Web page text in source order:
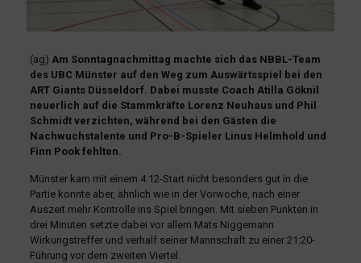
(ag) Am Sonntagnachmittag machte sich das NBBL-Team
des UBC Münster auf den Weg zum Auswärtsspiel bei den
ART Giants Düsseldorf. Dabei musste Coach Atilla Göknil
neuerlich auf die Stammkräfte Lorenz Neuhaus und Phil
Schmidt verzichten, während bei den Gästen die
Nachwuchstalente und Pro-B-Spieler Linus Helmhold und
Finn Pook fehlten.
Münster kam mit einem 4:12-Start nicht besonders gut in die
Partie konnte aber, ähnlich wie in der Vorwoche, nach einer
Auszeit mehr Kontrolle ins Spiel bringen. Mit sieben Punkten in
drei Minuten setzte dabei vor allem Mats Niggemann
Wirkungstreffer und verhalf seiner Mannschaft zu einer 21:20-
Führung vor dem zweiten Viertel.